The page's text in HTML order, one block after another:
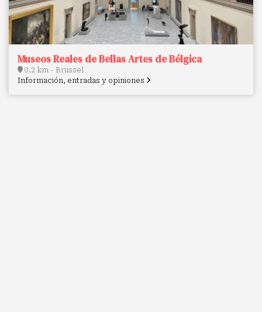
Museos Reales de Bellas Artes de Bélgica
0.2 km - Brussel
Información, entradas y opiniones